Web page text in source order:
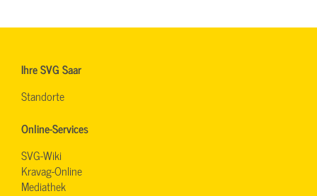
Ihre SVG Saar
Standorte
Online-Services
SVG-Wiki
Kravag-Online
Mediathek